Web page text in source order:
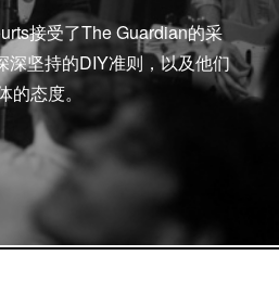
接受了The Guardian的采
深坚持的DIY准则，以及他们
的态度。